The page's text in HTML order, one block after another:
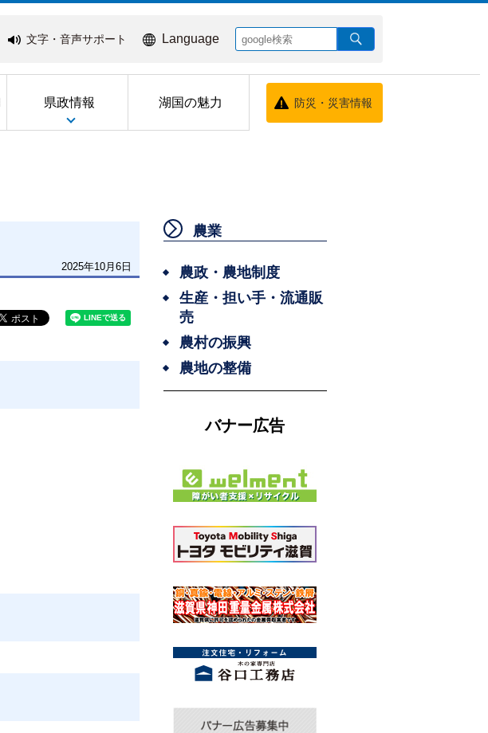
文字・音声サポート Language
県政情報 湖国の魅力 防災・災害情報
2025年10月6日
農業
農政・農地制度
生産・担い手・流通販
売
農村の振興
農地の整備
バナー広告